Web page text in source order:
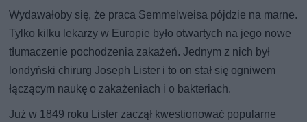
Wydawałoby się, że praca Semmelweisa pójdzie na marne.
Tylko kilku lekarzy w Europie było otwartych na jego nowe
tłumaczenie pochodzenia zakażeń. Jednym z nich był
londyński chirurg Joseph Lister i to on stał się ogniwem
łączącym naukę o zakażeniach i o bakteriach.
Już w 1849 roku Lister zaczął kwestionować popularne